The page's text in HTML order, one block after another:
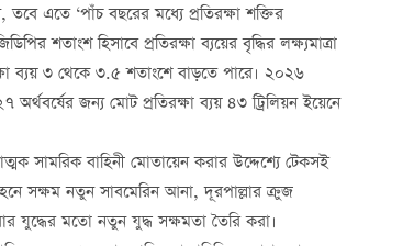
তবে এতে ‘পাঁচ বছরের মধ্যে প্রতিরক্ষা শক্তির
শতাংশ হিসাবে প্রতিরক্ষা ব্যয়ের বৃদ্ধির লক্ষ্যমাত্রা
ব্যয় ৩ থেকে ৩.৫ শতাংশে বাড়তে পারে। ২০২৬
জন্য মোট প্রতিরক্ষা ব্যয় ৪৩ ট্রিলিয়ন ইয়েনে
সামরিক বাহিনী মোতায়েন করার উদ্দেশ্যে টেকসই
সক্ষম নতুন সাবমেরিন আনা, দূরপাল্লার ক্রুজ
যুদ্ধের মতো নতুন যুদ্ধ সক্ষমতা তৈরি করা।